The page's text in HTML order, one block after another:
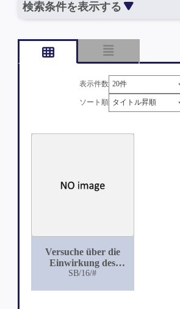
検索条件を表示する
表示件数
ソート順
Versuche über die
Einwirkung des
Druckes auf die
SB/16/#